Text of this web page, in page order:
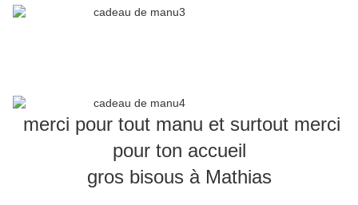
merci pour tout manu et surtout merci
pour ton accueil
gros bisous à Mathias